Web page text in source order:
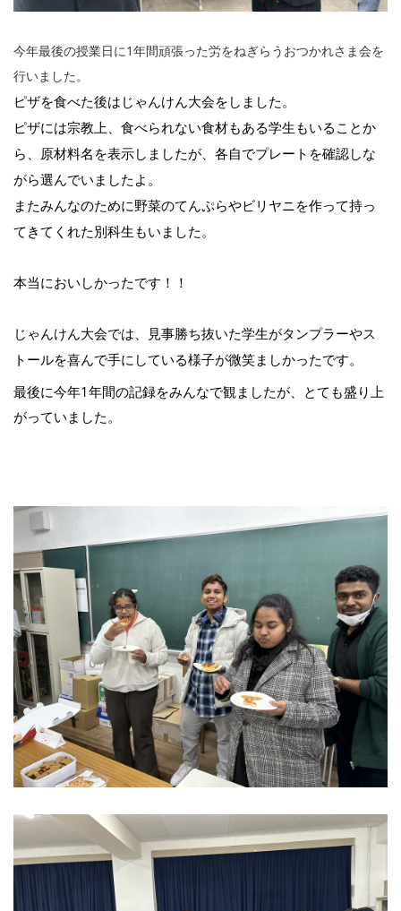
今年最後の授業日に1年間頑張った労をねぎらうおつかれさま会を
行いました。
ピザを食べた後はじゃんけん大会をしました。
ピザには宗教上、食べられない食材もある学生もいることか
ら、原材料名を表示しましたが、各自でプレートを確認しな
がら選んでいましたよ。
またみんなのために野菜のてんぷらやビリヤニを作って持っ
てきてくれた別科生もいました。
本当においしかったです！！
じゃんけん大会では、見事勝ち抜いた学生がタンプラーやス
トールを喜んで手にしている様子が微笑ましかったです。
最後に今年1年間の記録をみんなで観ましたが、とても盛り上
がっていました。